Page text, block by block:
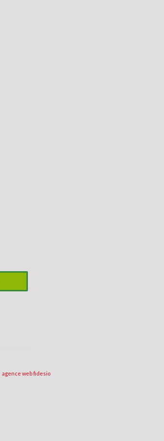
agence webfidesio